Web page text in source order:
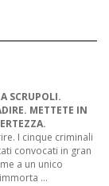
SCRUPOLI.
METTETE IN
I cinque criminali
convocati in gran
a un unico
...